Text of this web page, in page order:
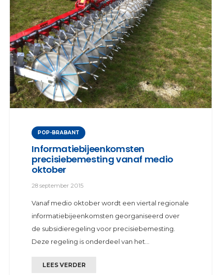
POP-BRABANT
Informatiebijeenkomsten
precisiebemesting vanaf medio
oktober
28 september 2015
Vanaf medio oktober wordt een viertal regionale
informatiebijeenkomsten georganiseerd over
de subsidieregeling voor precisiebemesting.
Deze regeling is onderdeel van het…
LEES VERDER